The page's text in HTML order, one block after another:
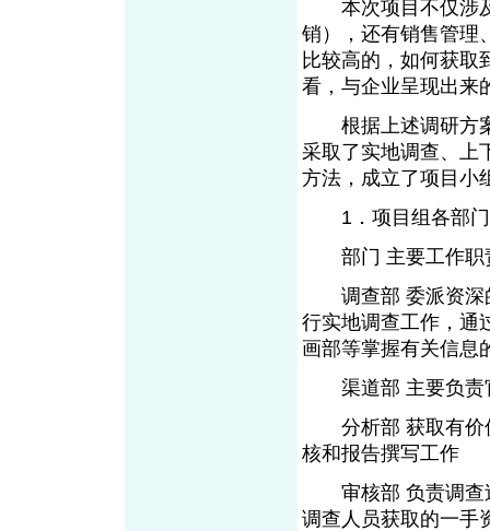
本次项目不仅涉及
销），还有销售管理
比较高的，如何获取
看，与企业呈现出来
根据上述调研方案
采取了实地调查、上
方法，成立了项目小
1．项目组各部
部门 主要工作职
调查部 委派资深
行实地调查工作，通
画部等掌握有关信息
渠道部 主要负责
分析部 获取有价
核和报告撰写工作
审核部 负责调查
调查人员获取的一手